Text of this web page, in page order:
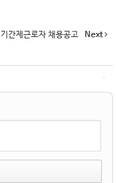
기간제근로자 채용공고 Next